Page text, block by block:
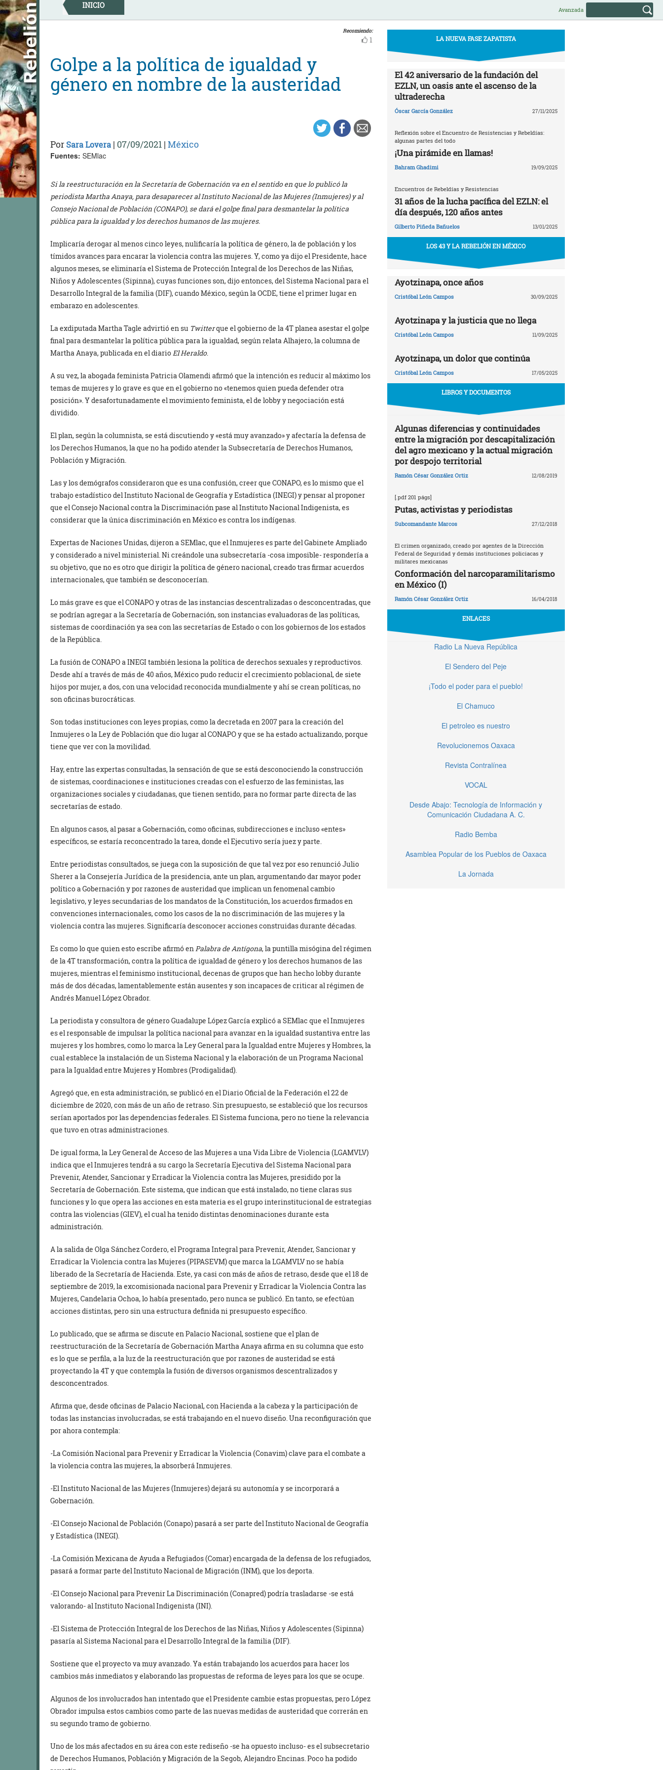
Skip
to
content
INICIO Avanzada
Recomiendo:
1
Golpe a la política de igualdad y
género en nombre de la austeridad
Por Sara Lovera | 07/09/2021 | México
Fuentes: SEMlac
Si la reestructuración en la Secretaría de Gobernación va en el sentido en que lo publicó la
periodista Martha Anaya, para desaparecer al Instituto Nacional de las Mujeres (Inmujeres) y al
Consejo Nacional de Población (CONAPO), se dará el golpe final para desmantelar la política
pública para la igualdad y los derechos humanos de las mujeres.
Implicaría derogar al menos cinco leyes, nulificaría la política de género, la de población y los
tímidos avances para encarar la violencia contra las mujeres. Y, como ya dijo el Presidente, hace
algunos meses, se eliminaría el Sistema de Protección Integral de los Derechos de las Niñas,
Niños y Adolescentes (Sipinna), cuyas funciones son, dijo entonces, del Sistema Nacional para el
Desarrollo Integral de la familia (DIF), cuando México, según la OCDE, tiene el primer lugar en
embarazo en adolescentes.
La exdiputada Martha Tagle advirtió en su Twitterque el gobierno de la 4T planea asestar el golpe
final para desmantelar la política pública para la igualdad, según relata Alhajero, la columna de
Martha Anaya, publicada en el diarioEl Heraldo.
A su vez, la abogada feminista Patricia Olamendi afirmó que la intención es reducir al máximo los
temas de mujeres y lo grave es que en el gobierno no «tenemos quien pueda defender otra
posición». Y desafortunadamente el movimiento feminista, el de lobby y negociación está
dividido.
El plan, según la columnista, se está discutiendo y «está muy avanzado» y afectaría la defensa de
los Derechos Humanos, la que no ha podido atender la Subsecretaría de Derechos Humanos,
Población y Migración.
Las y los demógrafos consideraron que es una confusión, creer que CONAPO, es lo mismo que el
trabajo estadístico del Instituto Nacional de Geografía y Estadística (INEGI) y pensar al proponer
que el Consejo Nacional contra la Discriminación pase al Instituto Nacional Indigenista, es
considerar que la única discriminación en México es contra los indígenas.
Expertas de Naciones Unidas, dijeron a SEMlac, que el Inmujeres es parte del Gabinete Ampliado
y considerado a nivel ministerial. Ni creándole una subsecretaría -cosa imposible- respondería a
su objetivo, que no es otro que dirigir la política de género nacional, creado tras firmar acuerdos
internacionales, que también se desconocerían.
Lo más grave es que el CONAPO y otras de las instancias descentralizadas o desconcentradas, que
se podrían agregar a la Secretaría de Gobernación, son instancias evaluadoras de las políticas,
sistemas de coordinación ya sea con las secretarías de Estado o con los gobiernos de los estados
de la República.
La fusión de CONAPO a INEGI también lesiona la política de derechos sexuales y reproductivos.
Desde ahí a través de más de 40 años, México pudo reducir el crecimiento poblacional, de siete
hijos por mujer, a dos, con una velocidad reconocida mundialmente y ahí se crean políticas, no
son oficinas burocráticas.
Son todas instituciones con leyes propias, como la decretada en 2007 para la creación del
Inmujeres o la Ley de Población que dio lugar al CONAPO y que se ha estado actualizando, porque
tiene que ver con la movilidad.
Hay, entre las expertas consultadas, la sensación de que se está desconociendo la construcción
de sistemas, coordinaciones e instituciones creadas con el esfuerzo de las feministas, las
organizaciones sociales y ciudadanas, que tienen sentido, para no formar parte directa de las
secretarías de estado.
En algunos casos, al pasar a Gobernación, como oficinas, subdirecciones e incluso «entes»
específicos, se estaría reconcentrado la tarea, donde el Ejecutivo sería juez y parte.
Entre periodistas consultados, se juega con la suposición de que tal vez por eso renunció Julio
Sherer a la Consejería Jurídica de la presidencia, ante un plan, argumentando dar mayor poder
político a Gobernación y por razones de austeridad que implican un fenomenal cambio
legislativo, y leyes secundarias de los mandatos de la Constitución, los acuerdos firmados en
convenciones internacionales, como los casos de la no discriminación de las mujeres y la
violencia contra las mujeres. Significaría desconocer acciones construidas durante décadas.
Es como lo que quien esto escribe afirmó enPalabra de Antígona, la puntilla misógina del régimen
de la 4T transformación, contra la política de igualdad de género y los derechos humanos de las
mujeres, mientras el feminismo institucional, decenas de grupos que han hecho lobby durante
más de dos décadas, lamentablemente están ausentes y son incapaces de criticar al régimen de
Andrés Manuel López Obrador.
La periodista y consultora de género Guadalupe López García explicó a SEMlac que el Inmujeres
es el responsable de impulsar la política nacional para avanzar en la igualdad sustantiva entre las
mujeres y los hombres, como lo marca la Ley General para la Igualdad entre Mujeres y Hombres, la
cual establece la instalación de un Sistema Nacional y la elaboración de un Programa Nacional
para la Igualdad entre Mujeres y Hombres (Prodigalidad).
Agregó que, en esta administración, se publicó en el Diario Oficial de la Federación el 22 de
diciembre de 2020, con más de un año de retraso. Sin presupuesto, se estableció que los recursos
serían aportados por las dependencias federales. El Sistema funciona, pero no tiene la relevancia
que tuvo en otras administraciones.
De igual forma, la Ley General de Acceso de las Mujeres a una Vida Libre de Violencia (LGAMVLV)
indica que el Inmujeres tendrá a su cargo la Secretaría Ejecutiva del Sistema Nacional para
Prevenir, Atender, Sancionar y Erradicar la Violencia contra las Mujeres, presidido por la
Secretaría de Gobernación. Este sistema, que indican que está instalado, no tiene claras sus
funciones y lo que opera las acciones en esta materia es el grupo interinstitucional de estrategias
contra las violencias (GIEV), el cual ha tenido distintas denominaciones durante esta
administración.
A la salida de Olga Sánchez Cordero, el Programa Integral para Prevenir, Atender, Sancionar y
Erradicar la Violencia contra las Mujeres (PIPASEVM) que marca la LGAMVLV no se había
liberado de la Secretaría de Hacienda. Este, ya casi con más de años de retraso, desde que el 18 de
septiembre de 2019, la excomisionada nacional para Prevenir y Erradicar la Violencia Contra las
Mujeres, Candelaria Ochoa, lo había presentado, pero nunca se publicó. En tanto, se efectúan
acciones distintas, pero sin una estructura definida ni presupuesto específico.
Lo publicado, que se afirma se discute en Palacio Nacional, sostiene que el plan de
reestructuración de la Secretaría de Gobernación Martha Anaya afirma en su columna que esto
es lo que se perfila, a la luz de la reestructuración que por razones de austeridad se está
proyectando la 4T y que contempla la fusión de diversos organismos descentralizados y
desconcentrados.
Afirma que, desde oficinas de Palacio Nacional, con Hacienda a la cabeza y la participación de
todas las instancias involucradas, se está trabajando en el nuevo diseño. Una reconfiguración que
por ahora contempla:
-La Comisión Nacional para Prevenir y Erradicar la Violencia (Conavim) clave para el combate a
la violencia contra las mujeres, la absorberá Inmujeres.
-El Instituto Nacional de las Mujeres (Inmujeres) dejará su autonomía y se incorporará a
Gobernación.
-El Consejo Nacional de Población (Conapo) pasará a ser parte del Instituto Nacional de Geografía
y Estadística (INEGI).
-La Comisión Mexicana de Ayuda a Refugiados (Comar) encargada de la defensa de los refugiados,
pasará a formar parte del Instituto Nacional de Migración (INM), que los deporta.
-El Consejo Nacional para Prevenir La Discriminación (Conapred) podría trasladarse -se está
valorando- al Instituto Nacional Indigenista (INI).
-El Sistema de Protección Integral de los Derechos de las Niñas, Niños y Adolescentes (Sipinna)
pasaría al Sistema Nacional para el Desarrollo Integral de la familia (DIF).
Sostiene que el proyecto va muy avanzado. Ya están trabajando los acuerdos para hacer los
cambios más inmediatos y elaborando las propuestas de reforma de leyes para los que se ocupe.
Algunos de los involucrados han intentado que el Presidente cambie estas propuestas, pero López
Obrador impulsa estos cambios como parte de las nuevas medidas de austeridad que correrán en
su segundo tramo de gobierno.
Uno de los más afectados en su área con este rediseño -se ha opuesto incluso- es el subsecretario
de Derechos Humanos, Población y Migración de la Segob, Alejandro Encinas. Poco ha podido
LA NUEVA FASE ZAPATISTA
El 42 aniversario de la fundación del
EZLN, un oasis ante el ascenso de la
ultraderecha
Óscar García González 27/11/2025
Reflexión sobre el Encuentro de Resistencias y Rebeldías:
algunas partes del todo
¡Una pirámide en llamas!
Bahram Ghadimi 19/09/2025
Encuentros de Rebeldías y Resistencias
31 años de la lucha pacífica del EZLN: el
día después, 120 años antes
Gilberto Piñeda Bañuelos 13/01/2025
LOS 43 Y LA REBELIÓN EN MÉXICO
Ayotzinapa, once años
Cristóbal León Campos 30/09/2025
Ayotzinapa y la justicia que no llega
Cristóbal León Campos 11/09/2025
Ayotzinapa, un dolor que continúa
Cristóbal León Campos 17/05/2025
LIBROS Y DOCUMENTOS
Algunas diferencias y continuidades
entre la migración por descapitalización
del agro mexicano y la actual migración
por despojo territorial
Ramón César González Ortiz 12/08/2019
[.pdf 201 págs]
Putas, activistas y periodistas
Subcomandante Marcos 27/12/2018
El crimen organizado, creado por agentes de la Dirección
Federal de Seguridad y demás instituciones policiacas y
militares mexicanas
Conformación del narcoparamilitarismo
en México (I)
Ramón César González Ortiz 16/04/2018
ENLACES
Radio La Nueva República
El Sendero del Peje
¡Todo el poder para el pueblo!
El Chamuco
El petroleo es nuestro
Revolucionemos Oaxaca
Revista Contralínea
VOCAL
Desde Abajo: Tecnología de Información y
Comunicación Ciudadana A. C.
Radio Bemba
Asamblea Popular de los Pueblos de Oaxaca
La Jornada